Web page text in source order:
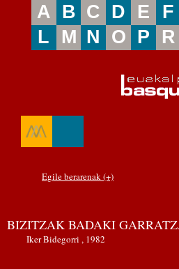
A B C D E F
L
M N O P R
Egile berarenak (+)
BIZITZAK BADAKI
Iker Bidegorri , 1982